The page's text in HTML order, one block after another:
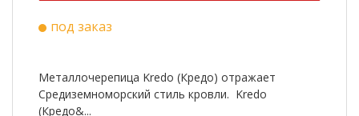
Ral 5005
под заказ
Металлочерепица Kredo (Кредо) отражает
Средиземноморский стиль кровли. Kredo
(Кредо&...